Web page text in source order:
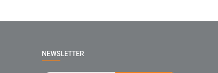
NEWSLETTER